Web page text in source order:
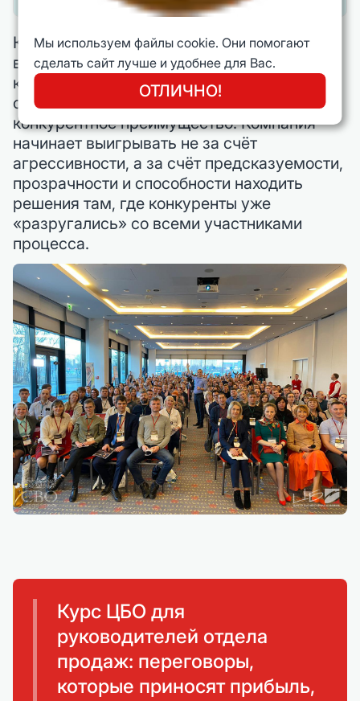
Когда управленческая команда
выстраивает систему профилактики
конфликтов, переговоры перестают быть
стихийным событием и превращаются в
конкурентное преимущество. Компания
начинает выигрывать не за счёт
агрессивности, а за счёт предсказуемости,
прозрачности и способности находить
решения там, где конкуренты уже
«разругались» со всеми участниками
процесса.
Курс ЦБО для
руководителей отдела
продаж: переговоры,
которые приносят прибыль,
Мы используем файлы cookie. Они помогают
сделать сайт лучше и удобнее для Вас.
ОТЛИЧНО!